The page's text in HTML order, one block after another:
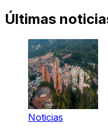
Últimas
Noticias